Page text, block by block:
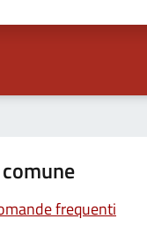
frequenti